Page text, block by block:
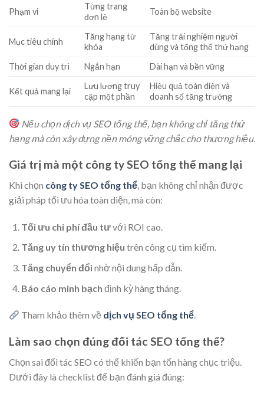
Phạm vi
Từng trang
đơn lẻ
Toàn bộ website
Mục tiêu chính
Tăng hạng từ
khóa
Tăng trải nghiệm người
dùng và tổng thể thứ hạng
Thời gian duy trì
Ngắn hạn Dài hạn và bền vững
Kết quả mang lại
Lưu lượng truy
cập một phần
Hiệu quả toàn diện và
doanh số tăng trưởng
Nếu chọn dịch vụ SEO tổng thể, bạn không chỉ tăng thứ
hạng mà còn xây dựng nền móng vững chắc cho thương hiệu.
Giá trị mà một công ty SEO tổng thể mang lại
Khi chọn công ty SEO tổng thể, bạn không chỉ nhận được
giải pháp tối ưu hóa toàn diện, mà còn:
Tối ưu chi phí đầu tưvới ROI cao.
Tăng uy tín thương hiệu trên công cụ tìm kiếm.
Tăng chuyển đổinhờ nội dung hấp dẫn.
Báo cáo minh bạch định kỳ hàng tháng.
Tham khảo thêm về dịch vụ SEO tổng thể.
Làm sao chọn đúng đối tác SEO tổng thể?
Chọn sai đối tác SEO có thể khiến bạn tốn hàng chục triệu.
Dưới đây là checklist để bạn đánh giá đúng: